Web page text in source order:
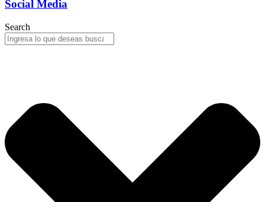
Social Media
Search